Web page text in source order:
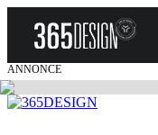
ANNONCE